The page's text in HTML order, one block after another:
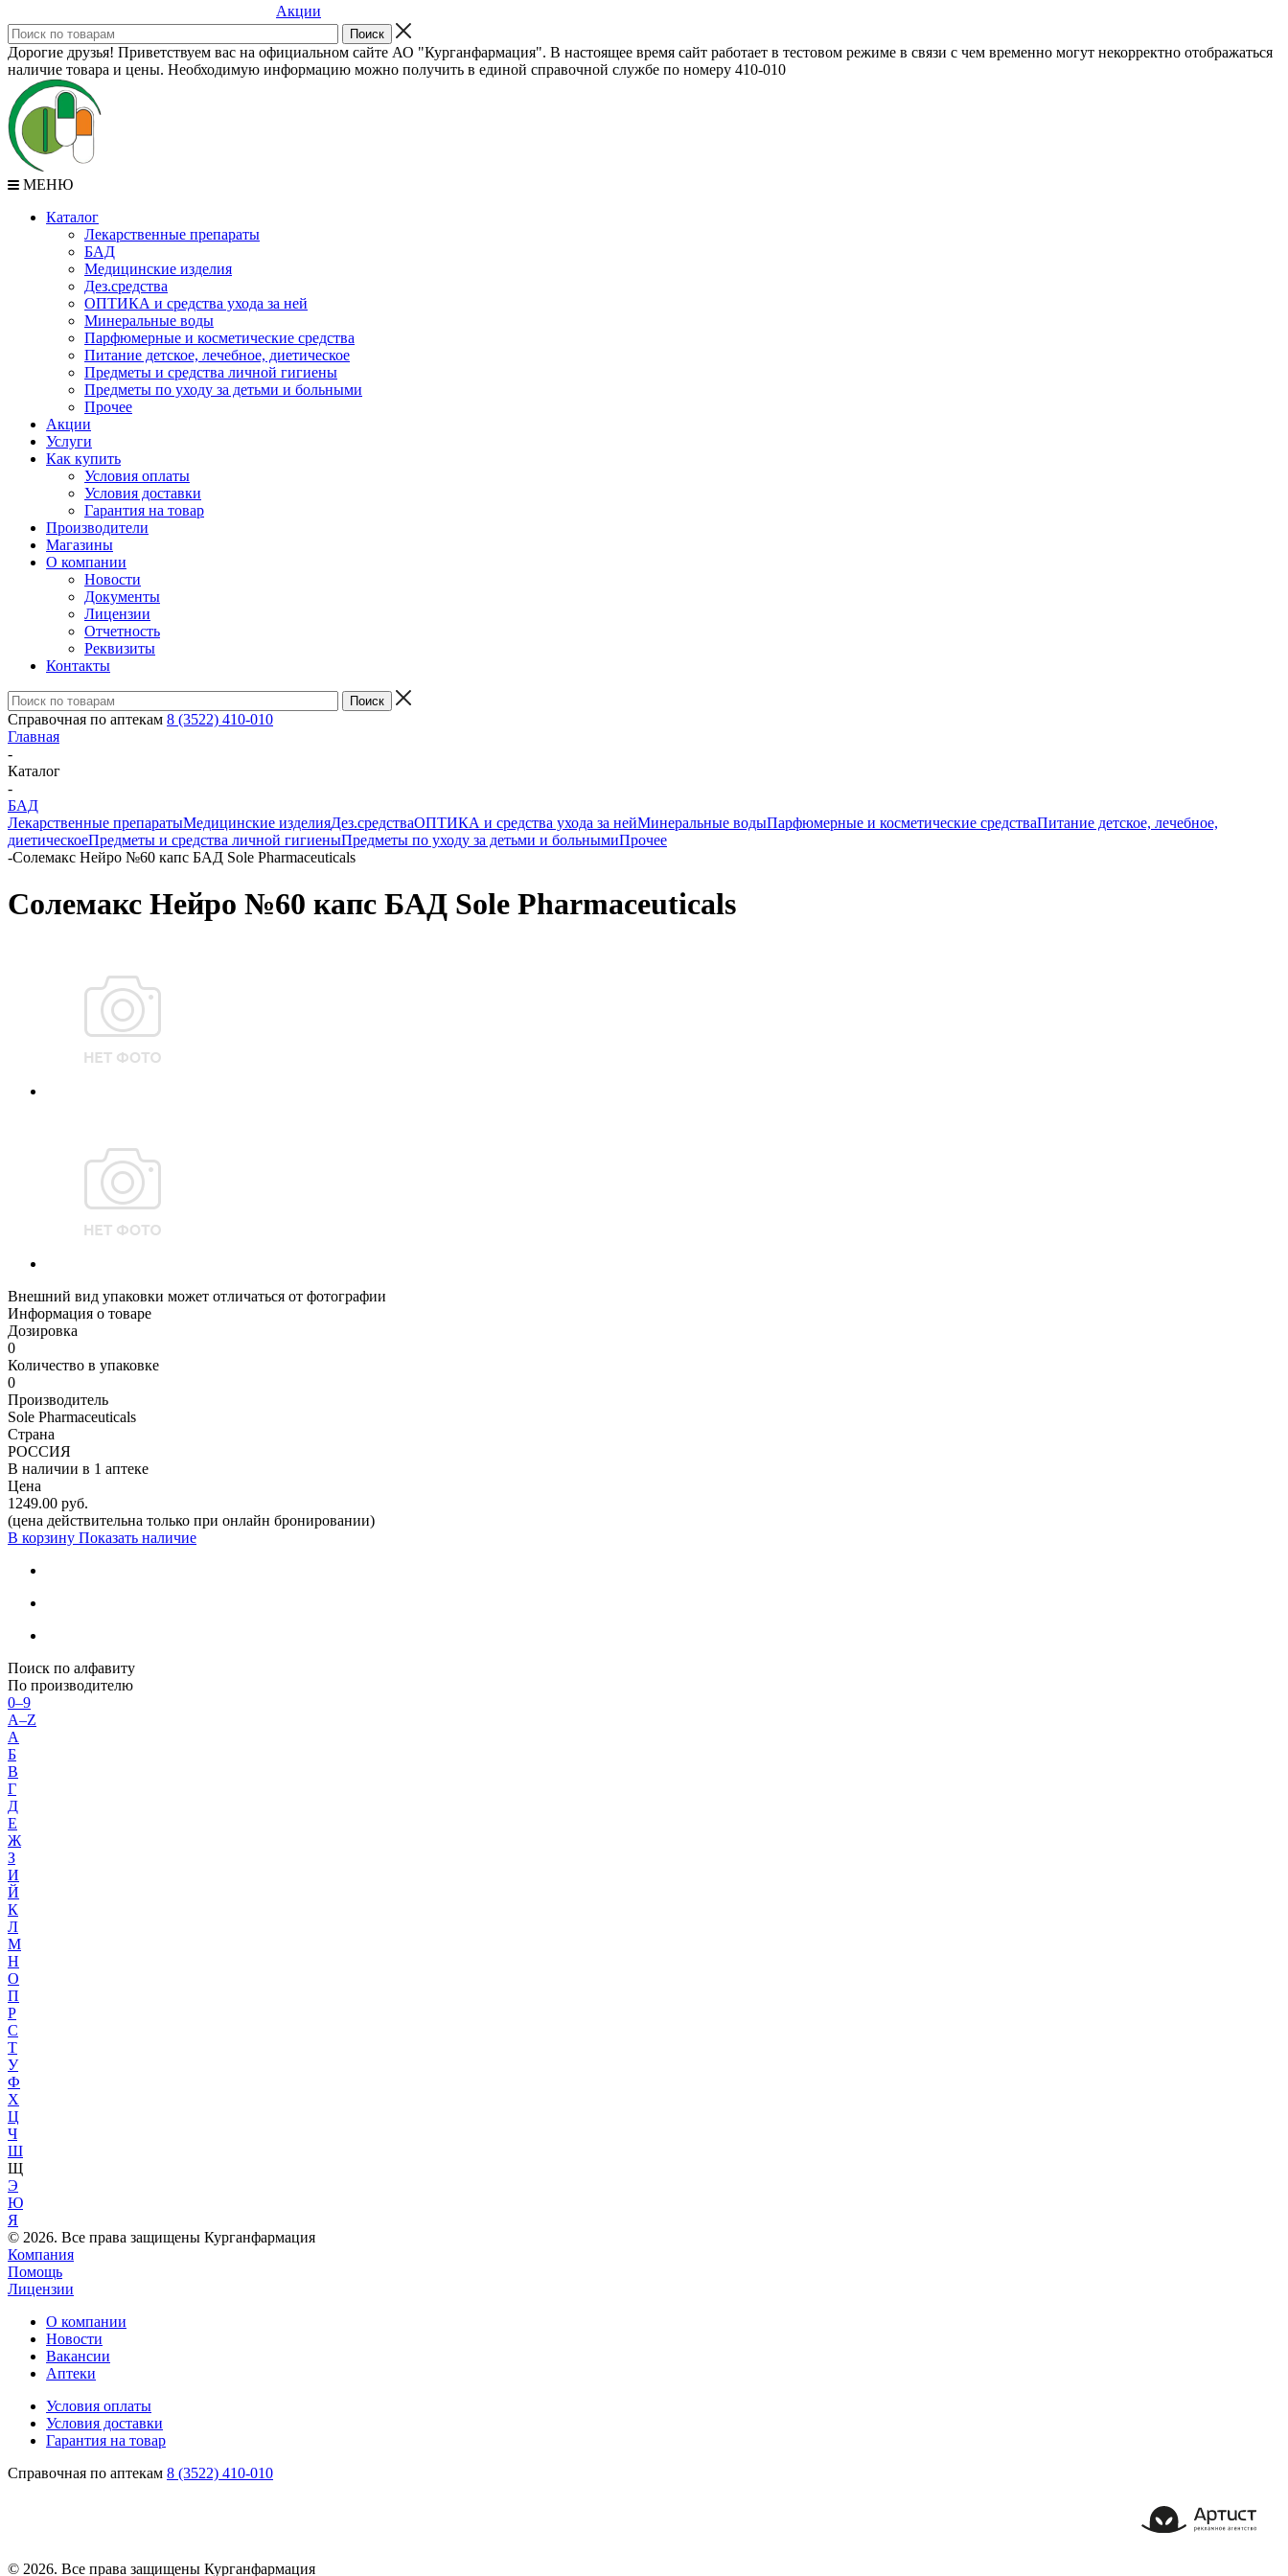
Акции
Дорогие друзья! Приветствуем вас на официальном сайте АО "Курганфармация". В настоящее время сайт работает в тестовом режиме в связи с чем временно могут некорректно отображаться
наличие товара и цены. Необходимую информацию можно получить в единой справочной службе по номеру 410-010
МЕНЮ
Каталог
Лекарственные препараты
БАД
Медицинские изделия
Дез.средства
ОПТИКА и средства ухода за ней
Минеральные воды
Парфюмерные и косметические средства
Питание детское, лечебное, диетическое
Предметы и средства личной гигиены
Предметы по уходу за детьми и больными
Прочее
Акции
Услуги
Как купить
Условия оплаты
Условия доставки
Гарантия на товар
Производители
Магазины
О компании
Новости
Документы
Лицензии
Отчетность
Реквизиты
Контакты
Справочная по аптекам 8 (3522) 410-010
Главная
-
Каталог
-
БАД
Лекарственные препаратыМедицинские изделияДез.средстваОПТИКА и средства ухода за нейМинеральные водыПарфюмерные и косметические средстваПитание детское, лечебное,
диетическоеПредметы и средства личной гигиеныПредметы по уходу за детьми и больнымиПрочее
-Солемакс Нейро №60 капс БАД Sole Pharmaceuticals
Солемакс Нейро №60 капс БАД Sole Pharmaceuticals
Внешний вид упаковки может отличаться от фотографии
Информация о товаре
Дозировка
0
Количество в упаковке
0
Производитель
Sole Pharmaceuticals
Страна
РОССИЯ
В наличии в 1 аптеке
Цена
1249.00 руб.
(цена действительна только при онлайн бронировании)
В корзину Показать наличие
Поиск по алфавиту
По производителю
0–9
A–Z
А
Б
В
Г
Д
Е
Ж
З
И
Й
К
Л
М
Н
О
П
Р
С
Т
У
Ф
Х
Ц
Ч
Ш
Щ
Э
Ю
Я
© 2026. Все права защищены Курганфармация
Компания
Помощь
Лицензии
О компании
Новости
Вакансии
Аптеки
Условия оплаты
Условия доставки
Гарантия на товар
Справочная по аптекам 8 (3522) 410-010
© 2026. Все права защищены Курганфармация